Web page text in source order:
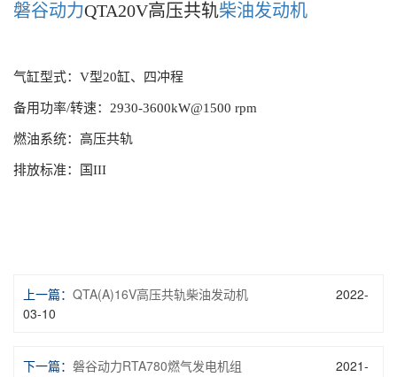
磐谷动力QTA20V高压共轨柴油发动机
气缸型式：V型20缸、四冲程
备用功率/转速：2930-3600kW@1500 rpm
燃油系统：高压共轨
排放标准：国III
上一篇： QTA(A)16V高压共轨柴油发动机
2022-
03-10
下一篇： 磐谷动力RTA780燃气发电机组
2021-